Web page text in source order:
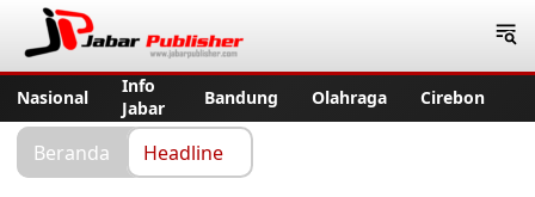
Nasional
Info
Jabar
Bandung Olahraga Cirebon
Beranda Headline